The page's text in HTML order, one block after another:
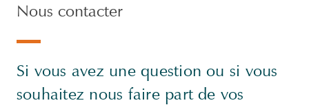
Nous contacter
Si vous avez une question ou si vous
souhaitez nous faire part de vos